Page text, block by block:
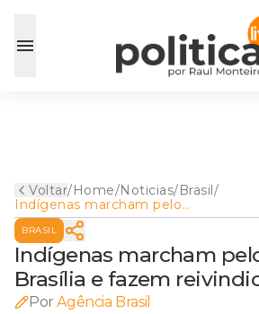
Voltar/Home/Noticias/Brasil/
Indígenas marcham pelo
centro de Brasília e fazem
reivindicações
BRASIL
Indígenas marcham
Brasília e fazem
Por Agência Brasil